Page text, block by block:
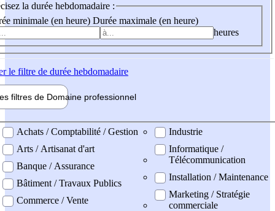
la durée hebdomadaire :
minimale (en heure) Durée maximale (en heure)
heures
le filtre de durée hebdomadaire
filtres de Domaine professionnel
professionel
Achats / Comptabilité / Gestion
Arts / Artisanat d'art
Banque / Assurance
Bâtiment / Travaux Publics
Commerce / Vente
Industrie
Informatique /
Télécommunication
Installation / Maintenance
Marketing / Stratégie
commerciale